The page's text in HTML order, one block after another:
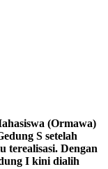
(Ormawa)
S setelah
terealisasi. Dengan
I kini dialih